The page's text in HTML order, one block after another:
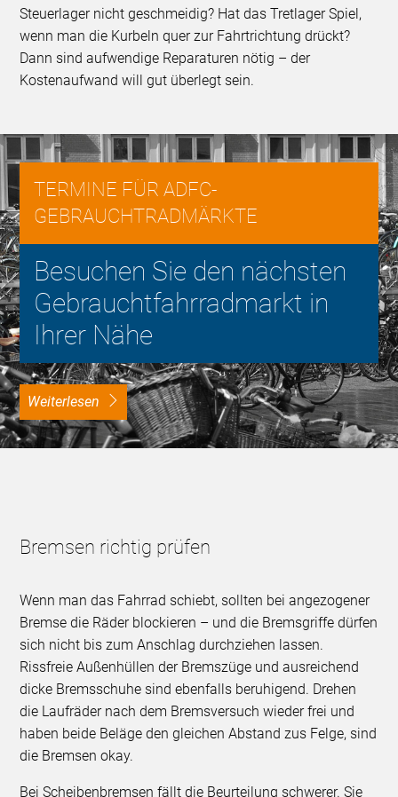
Steuerlager nicht geschmeidig? Hat das Tretlager Spiel,
wenn man die Kurbeln quer zur Fahrtrichtung drückt?
Dann sind aufwendige Reparaturen nötig – der
Kostenaufwand will gut überlegt sein.
TERMINE FÜR ADFC-
GEBRAUCHTRADMÄRKTE
Besuchen Sie den nächsten
Gebrauchtfahrradmarkt in
Ihrer Nähe
weiterlesen
Bremsen richtig prüfen
Wenn man das Fahrrad schiebt, sollten bei angezogener
Bremse die Räder blockieren – und die Bremsgriffe dürfen
sich nicht bis zum Anschlag durchziehen lassen.
Rissfreie Außenhüllen der Bremszüge und ausreichend
dicke Bremsschuhe sind ebenfalls beruhigend. Drehen
die Laufräder nach dem Bremsversuch wieder frei und
haben beide Beläge den gleichen Abstand zus Felge, sind
die Bremsen okay.
Bei Scheibenbremsen fällt die Beurteilung schwerer. Sie